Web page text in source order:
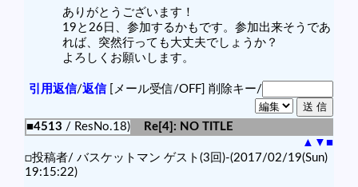
ありがとうございます！
19と26日、参加するかもです。参加出来そうであ
れば、突然行っても大丈夫でしょうか？
よろしくお願いします。
引用返信/返信[メール受信/OFF] 削除キー/
■4513 / ResNo.18)
Re[4]: NO TITLE
▲ ▼ ■
□投稿者/ バスケットマン ゲスト(3回)-(2017/02/19(Sun)
19:15:22)